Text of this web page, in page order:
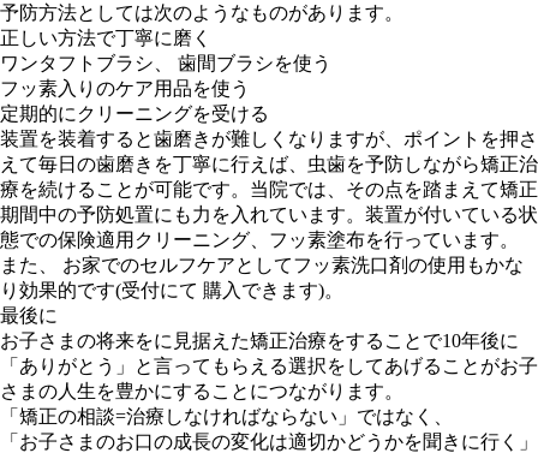
予防方法としては次のようなものがあります。
正しい方法で丁寧に磨く
ワンタフトブラシ、 歯間ブラシを使う
フッ素入りのケア用品を使う
定期的にクリーニングを受ける
装置を装着すると歯磨きが難しくなりますが、ポイントを押さ
えて毎日の歯磨きを丁寧に行えば、虫歯を予防しながら矯正治
療を続けることが可能です。当院では、その点を踏まえて矯正
期間中の予防処置にも力を入れています。装置が付いている状
態での保険適用クリーニング、フッ素塗布を行っています。
また、 お家でのセルフケアとしてフッ素洗口剤の使用もかな
り効果的です(受付にて 購入できます)。
最後に
お子さまの将来をに見据えた矯正治療をすることで10年後に
「ありがとう」と言ってもらえる選択をしてあげることがお子
さまの人生を豊かにすることにつながります。
「矯正の相談=治療しなければならない」ではなく、
「お子さまのお口の成長の変化は適切かどうかを聞きに行く」